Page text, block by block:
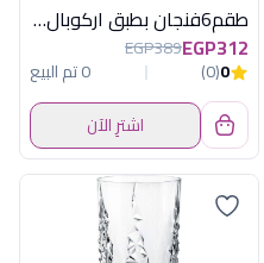
طقم6فنجان بطبق اركوبال ايسنس ويجوساامارا
EGP312
EGP389
0
(0)
0 تم البيع
اشترِ الآن